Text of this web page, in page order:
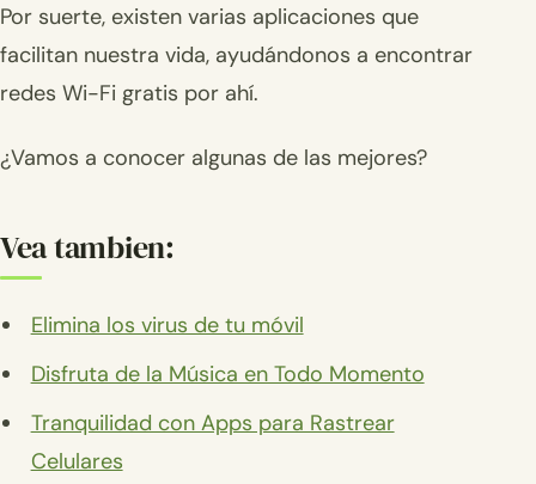
Por suerte, existen varias aplicaciones que
facilitan nuestra vida, ayudándonos a encontrar
redes Wi-Fi gratis por ahí.
¿Vamos a conocer algunas de las mejores?
Vea tambien:
Elimina los virus de tu móvil
Disfruta de la Música en Todo Momento
Tranquilidad con Apps para Rastrear
Celulares